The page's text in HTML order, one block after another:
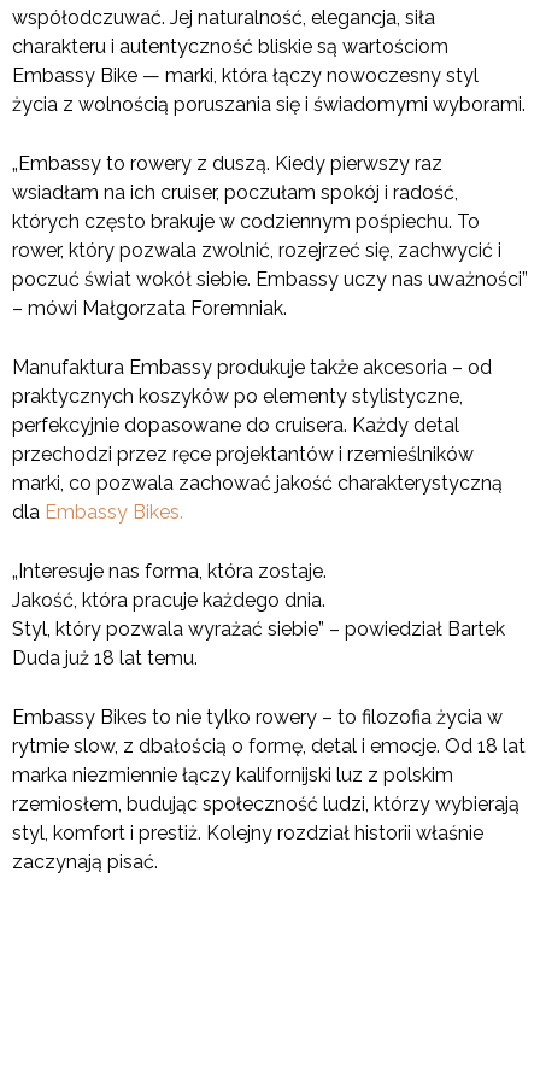
współodczuwać. Jej naturalność, elegancja, siła
charakteru i autentyczność bliskie są wartościom
Embassy Bike — marki, która łączy nowoczesny styl
życia z wolnością poruszania się i świadomymi wyborami.
„Embassy to rowery z duszą. Kiedy pierwszy raz
wsiadłam na ich cruiser, poczułam spokój i radość,
których często brakuje w codziennym pośpiechu. To
rower, który pozwala zwolnić, rozejrzeć się, zachwycić i
poczuć świat wokół siebie. Embassy uczy nas uważności”
– mówi Małgorzata Foremniak.
Manufaktura Embassy produkuje także akcesoria – od
praktycznych koszyków po elementy stylistyczne,
perfekcyjnie dopasowane do cruisera. Każdy detal
przechodzi przez ręce projektantów i rzemieślników
marki, co pozwala zachować jakość charakterystyczną
dla Embassy Bikes.
„Interesuje nas forma, która zostaje.
Jakość, która pracuje każdego dnia.
Styl, który pozwala wyrażać siebie” – powiedział Bartek
Duda już 18 lat temu.
Embassy Bikes to nie tylko rowery – to filozofia życia w
rytmie slow, z dbałością o formę, detal i emocje. Od 18 lat
marka niezmiennie łączy kalifornijski luz z polskim
rzemiosłem, budując społeczność ludzi, którzy wybierają
styl, komfort i prestiż. Kolejny rozdział historii właśnie
zaczynają pisać.